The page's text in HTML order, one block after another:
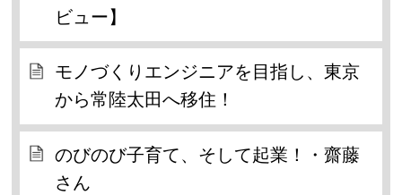
ビュー】
モノづくりエンジニアを目指し、東京
から常陸太田へ移住！
のびのび子育て、そして起業！・齋藤
さん